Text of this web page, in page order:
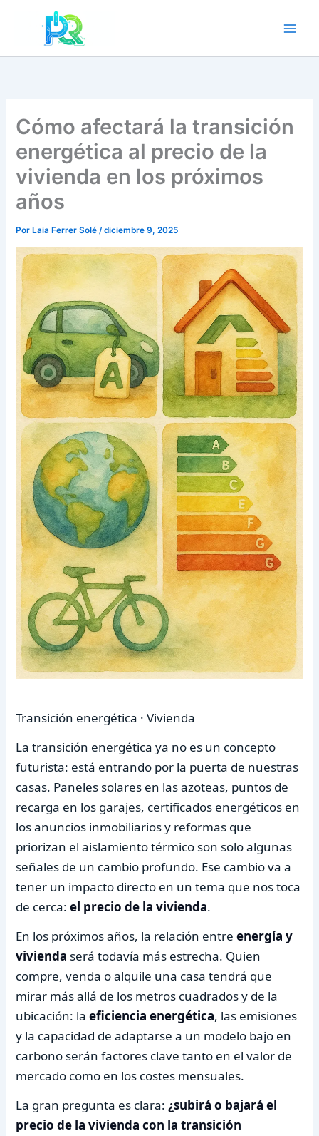
contenido
Cómo afectará la transición
energética al precio de la
vivienda en los próximos
años
Por Laia Ferrer Solé/diciembre 9, 2025
Transición energética · Vivienda
La transición energética ya no es un concepto
futurista: está entrando por la puerta de nuestras
casas. Paneles solares en las azoteas, puntos de
recarga en los garajes, certificados energéticos en
los anuncios inmobiliarios y reformas que
priorizan el aislamiento térmico son solo algunas
señales de un cambio profundo. Ese cambio va a
tener un impacto directo en un tema que nos toca
de cerca:el precio de la vivienda.
En los próximos años, la relación entreenergía y
vivienda será todavía más estrecha. Quien
compre, venda o alquile una casa tendrá que
mirar más allá de los metros cuadrados y de la
ubicación: laeficiencia energética, las emisiones
y la capacidad de adaptarse a un modelo bajo en
carbono serán factores clave tanto en el valor de
mercado como en los costes mensuales.
La gran pregunta es clara:¿subirá o bajará el
precio de la vivienda con la transición